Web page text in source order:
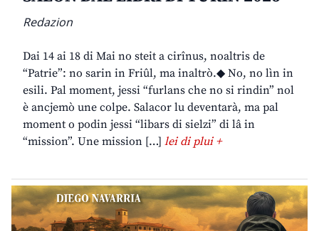
Redazion
Dai 14 ai 18 di Mai no steit a cirînus, noaltris de
“Patrie”: no sarin in Friûl, ma inaltrò.◆ No, no lìn in
esili. Pal moment, jessi “furlans che no si rindin” nol
è ancjemò une colpe. Salacor lu deventarà, ma pal
moment o podin jessi “libars di sielzi” di lâ in
“mission”. Une mission […] lei di plui +